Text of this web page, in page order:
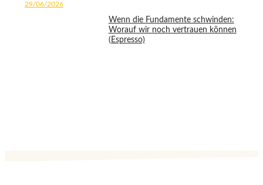
29/06/2026
Wenn die Fundamente schwinden:
Worauf wir noch vertrauen können
(Espresso)